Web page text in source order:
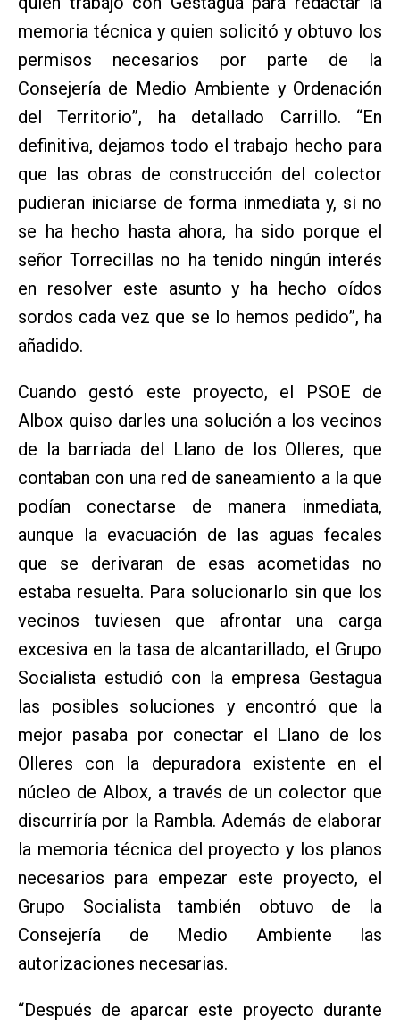
memoria técnica y quien solicitó y obtuvo los
permisos necesarios por parte de la
Consejería de Medio Ambiente y Ordenación
del Territorio”, ha detallado Carrillo. “En
definitiva, dejamos todo el trabajo hecho para
que las obras de construcción del colector
pudieran iniciarse de forma inmediata y, si no
se ha hecho hasta ahora, ha sido porque el
señor Torrecillas no ha tenido ningún interés
en resolver este asunto y ha hecho oídos
sordos cada vez que se lo hemos pedido”, ha
añadido.
Cuando gestó este proyecto, el PSOE de
Albox quiso darles una solución a los vecinos
de la barriada del Llano de los Olleres, que
contaban con una red de saneamiento a la que
podían conectarse de manera inmediata,
aunque la evacuación de las aguas fecales
que se derivaran de esas acometidas no
estaba resuelta. Para solucionarlo sin que los
vecinos tuviesen que afrontar una carga
excesiva en la tasa de alcantarillado, el Grupo
Socialista estudió con la empresa Gestagua
las posibles soluciones y encontró que la
mejor pasaba por conectar el Llano de los
Olleres con la depuradora existente en el
núcleo de Albox, a través de un colector que
discurriría por la Rambla. Además de elaborar
la memoria técnica del proyecto y los planos
necesarios para empezar este proyecto, el
Grupo Socialista también obtuvo de la
Consejería de Medio Ambiente las
autorizaciones necesarias.
“Después de aparcar este proyecto durante